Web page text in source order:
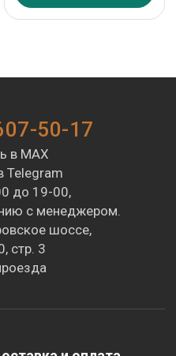
50-17
в MAX
Telegram
до 19-00,
с менеджером.
шоссе,
стр. 3